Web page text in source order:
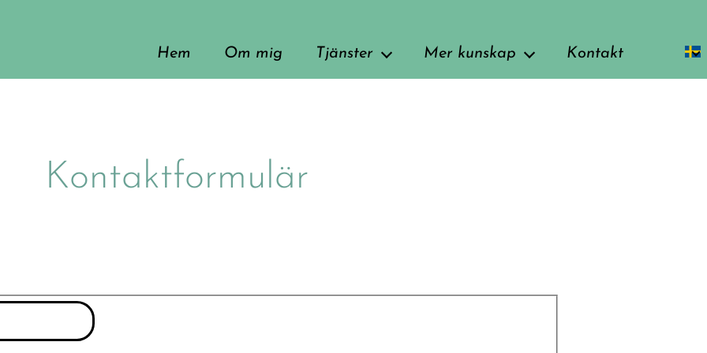
Hem Om mig Tjänster
Psykoterapisamtal
Dans- & rörelseterapi
Mer kunskap
Ett språk bortom orden
Om tankar, känslor, beteenden
Kontakt
Kontaktformulär